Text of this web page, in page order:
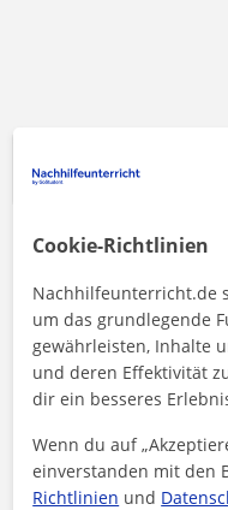
Beliebteste
Schulische
Nachhilfe für
Nachhilfe für
Nachhilfe für Kinder
Englisch Nachhilfe
Mathe Nachhilfe
Deutsch als
Cookie-Richtlinien
Nachhilfeunterricht.de
um das grundlegende
gewährleisten, Inhalte
und deren Effektivität
dir ein besseres
Wenn du auf
einverstanden mit den
Richtlinien und